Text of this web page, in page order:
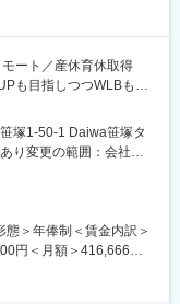
って成果物の完成を目
し、チームで目標を
で素早くリリースしフ
ています。また、スー
タイムのない柔軟な勤
しながら働くことがで
ート／産休育休取得
も目指しつつWLBも担
帰の営業スタイル、全
し！
数！
・復職率100％で働き
業！
塚1-50-1 Daiwa笹塚タ
り変更の範囲：会社の
＞年俸制＜賃金内訳＞
円＜月額＞416,666円